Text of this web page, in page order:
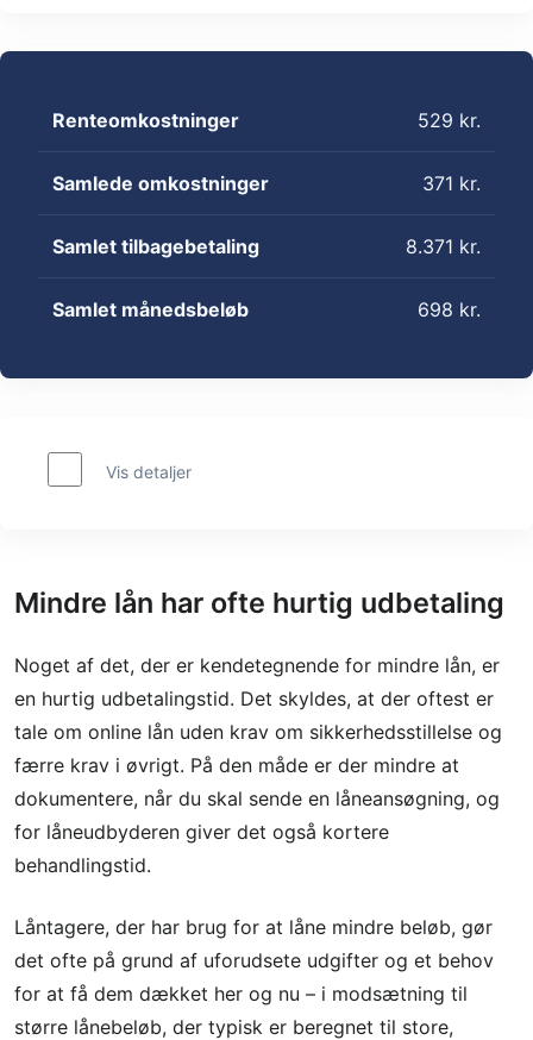
Renteomkostninger 529 kr.
Samlede omkostninger 371 kr.
Samlet tilbagebetaling 8.371 kr.
Samlet månedsbeløb 698 kr.
Vis detaljer
Mindre lån har ofte hurtig udbetaling
Noget af det, der er kendetegnende for mindre lån, er
en hurtig udbetalingstid. Det skyldes, at der oftest er
tale om online lån uden krav om sikkerhedsstillelse og
færre krav i øvrigt. På den måde er der mindre at
dokumentere, når du skal sende en låneansøgning, og
for låneudbyderen giver det også kortere
behandlingstid.
Låntagere, der har brug for at låne mindre beløb, gør
det ofte på grund af uforudsete udgifter og et behov
for at få dem dækket her og nu – i modsætning til
større lånebeløb, der typisk er beregnet til store,